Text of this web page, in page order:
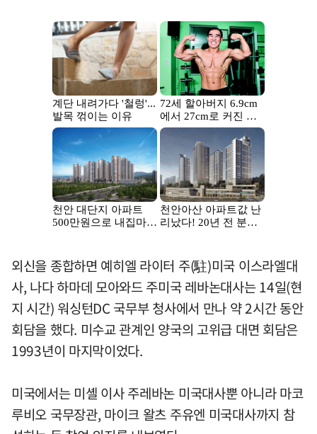
외신을 종합하면 예히엘 라이터 주(駐)미국 이스라엘대
사, 나다 하마데 모아와드 주미국 레바논대사는 14일(현
지 시간) 워싱턴DC 국무부 청사에서 만나 약 2시간 동안
회담을 했다. 미수교 관계인 양국의 고위급 대면 회담은
1993년이 마지막이었다.
미국에서는 미셸 이사 주레바논 미국대사뿐 아니라 마코
루비오 국무장관, 마이크 왈츠 주유엔 미국대사까지 참